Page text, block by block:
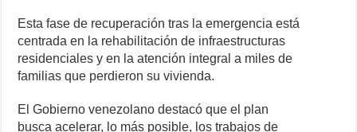
Esta fase de recuperación tras la emergencia está
centrada en la rehabilitación de infraestructuras
residenciales y en la atención integral a miles de
familias que perdieron su vivienda.
El Gobierno venezolano destacó que el plan
busca acelerar, lo más posible, los trabajos de